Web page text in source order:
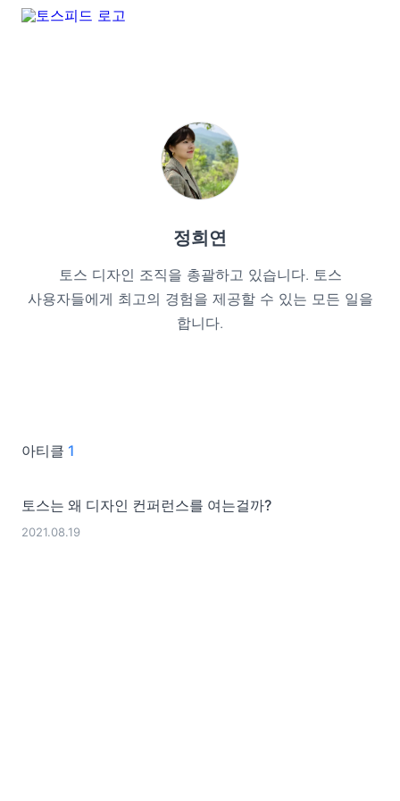
정희연
토스 디자인 조직을 총괄하고 있습니다. 토스
사용자들에게 최고의 경험을 제공할 수 있는 모든 일을
합니다.
아티클 1
토스는 왜 디자인 컨퍼런스를 여는걸까?
2021.08.19